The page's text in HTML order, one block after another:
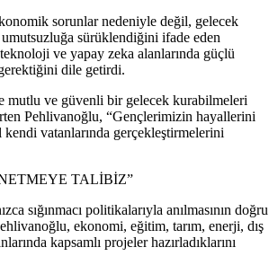
sorunlar nedeniyle değil, gelecek
umutsuzluğa sürüklendiğini ifade eden
ve yapay zeka alanlarında güçlü
gerektiğini dile getirdi.
mutlu ve güvenli bir gelecek kurabilmeleri
Pehlivanoğlu, “Gençlerimizin hayallerini
vatanlarında gerçekleştirmelerini
TALİBİZ”
sığınmacı politikalarıyla anılmasının doğru
ekonomi, eğitim, tarım, enerji, dış
kapsamlı projeler hazırladıklarını